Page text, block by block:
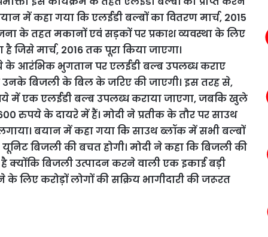
में कहा गया कि एलईडी बल्बों का वितरण मार्च, 2015
के तहत मकानों एवं सड़कों पर प्रकाश व्यवस्था के लिए
जिसे मार्च, 2016 तक पूरा किया जाएगा।
के आरंभिक भुगतान पर एलईडी बल्ब उपलब्ध कराए
बिजली के बिल के जरिए की जाएगी। इस तरह से,
में एक एलईडी बल्ब उपलब्ध कराया जाएगा, जबकि खुले
रुपये के दायरे में हैं। मोदी ने प्रतीक के तौर पर साउथ
बयान में कहा गया कि साउथ ब्लॉक में सभी बल्बों
बिजली की बचत होगी। मोदी ने कहा कि बिजली की
बिजली उत्पादन करने वाली एक इकाई बड़ी
लिए करोड़ों लोगों की सक्रिय भागीदारी की जरूरत